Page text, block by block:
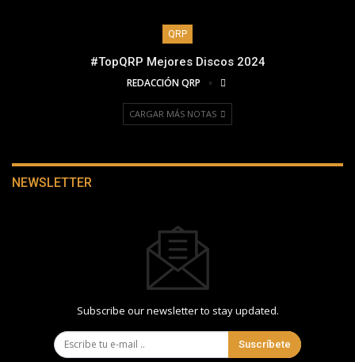
QRP
#TopQRP Mejores Discos 2024
REDACCIÓN QRP
CARGAR MÁS NOTAS
NEWSLETTER
Subscribe our newsletter to stay updated.
Suscríbete